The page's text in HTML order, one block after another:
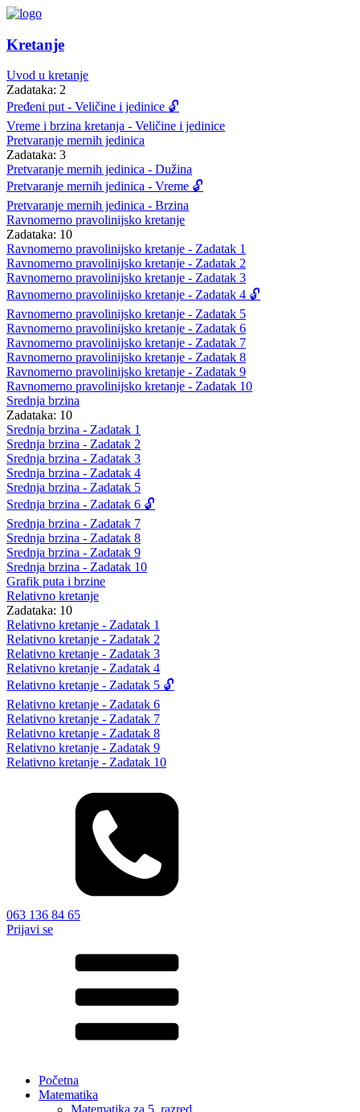
Kretanje
Uvod u kretanje
Zadataka: 2
Pređeni put - Veličine i jedinice 🔓
Vreme i brzina kretanja - Veličine i jedinice
Pretvaranje mernih jedinica
Zadataka: 3
Pretvaranje mernih jedinica - Dužina
Pretvaranje mernih jedinica - Vreme 🔓
Pretvaranje mernih jedinica - Brzina
Ravnomerno pravolinijsko kretanje
Zadataka: 10
Ravnomerno pravolinijsko kretanje - Zadatak 1
Ravnomerno pravolinijsko kretanje - Zadatak 2
Ravnomerno pravolinijsko kretanje - Zadatak 3
Ravnomerno pravolinijsko kretanje - Zadatak 4 🔓
Ravnomerno pravolinijsko kretanje - Zadatak 5
Ravnomerno pravolinijsko kretanje - Zadatak 6
Ravnomerno pravolinijsko kretanje - Zadatak 7
Ravnomerno pravolinijsko kretanje - Zadatak 8
Ravnomerno pravolinijsko kretanje - Zadatak 9
Ravnomerno pravolinijsko kretanje - Zadatak 10
Srednja brzina
Zadataka: 10
Srednja brzina - Zadatak 1
Srednja brzina - Zadatak 2
Srednja brzina - Zadatak 3
Srednja brzina - Zadatak 4
Srednja brzina - Zadatak 5
Srednja brzina - Zadatak 6 🔓
Srednja brzina - Zadatak 7
Srednja brzina - Zadatak 8
Srednja brzina - Zadatak 9
Srednja brzina - Zadatak 10
Grafik puta i brzine
Relativno kretanje
Zadataka: 10
Relativno kretanje - Zadatak 1
Relativno kretanje - Zadatak 2
Relativno kretanje - Zadatak 3
Relativno kretanje - Zadatak 4
Relativno kretanje - Zadatak 5 🔓
Relativno kretanje - Zadatak 6
Relativno kretanje - Zadatak 7
Relativno kretanje - Zadatak 8
Relativno kretanje - Zadatak 9
Relativno kretanje - Zadatak 10
063 136 84 65
Prijavi se
Početna
Matematika